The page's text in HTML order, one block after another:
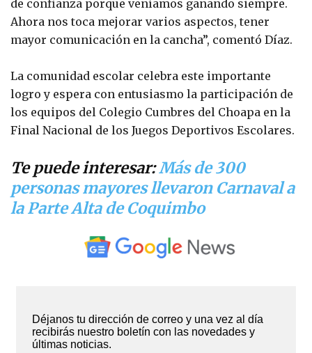
de confianza porque veníamos ganando siempre.
Ahora nos toca mejorar varios aspectos, tener
mayor comunicación en la cancha”, comentó Díaz.
La comunidad escolar celebra este importante
logro y espera con entusiasmo la participación de
los equipos del Colegio Cumbres del Choapa en la
Final Nacional de los Juegos Deportivos Escolares.
Te puede interesar:Más de 300
personas mayores llevaron Carnaval a
la Parte Alta de Coquimbo